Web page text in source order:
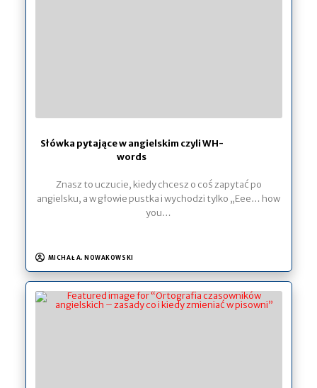
Słówka pytające w angielskim czyli WH-
words
Znasz to uczucie, kiedy chcesz o coś zapytać po
angielsku, a w głowie pustka i wychodzi tylko „Eee… how
you…
MICHAŁ A. NOWAKOWSKI